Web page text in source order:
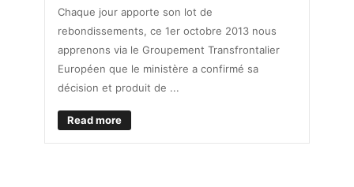
Chaque jour apporte son lot de
rebondissements, ce 1er octobre 2013 nous
apprenons via le Groupement Transfrontalier
Européen que le ministère a confirmé sa
décision et produit de ...
Read more